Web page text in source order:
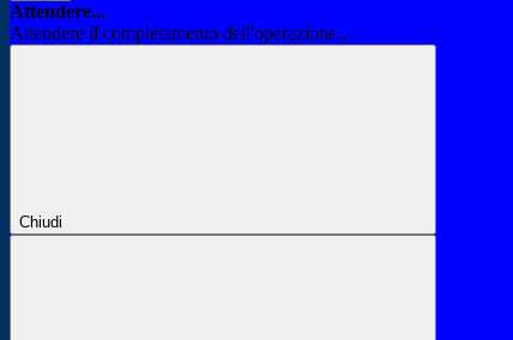
Attendere...
Attendere il completamento dell'operazione...
Chiudi